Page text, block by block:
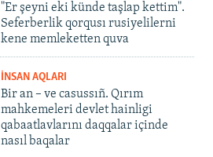
"Er şeyni eki künde taşlap kettim".
Seferberlik qorqusı rusiyelilerni
kene memleketten quva
İNSAN AQLARI
Bir an – ve casussıñ. Qırım
mahkemeleri devlet hainligi
qabaatlavlarını daqqalar içinde
nasıl baqalar